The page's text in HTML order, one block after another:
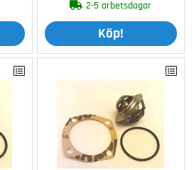
2-5 arbetsdagar
Köp!